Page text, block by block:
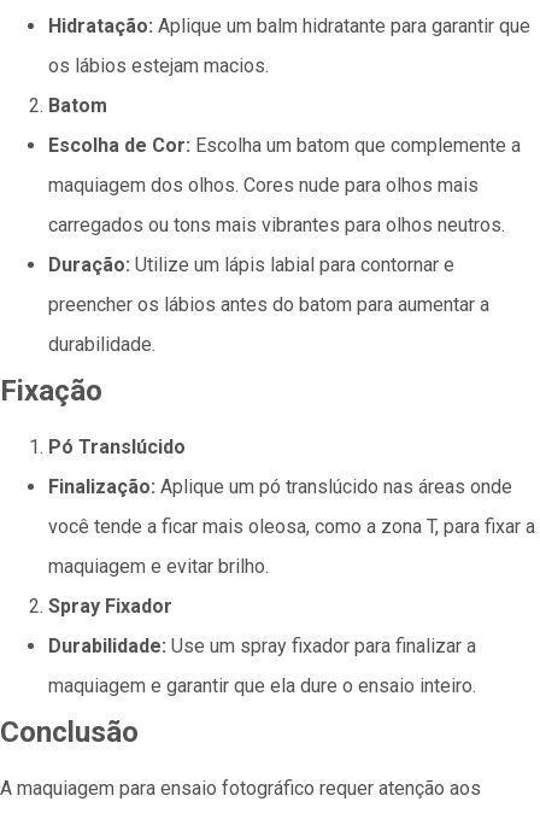
Hidratação: Aplique um balm hidratante para garantir que
os lábios estejam macios.
Batom
Escolha de Cor: Escolha um batom que complemente a
maquiagem dos olhos. Cores nude para olhos mais
carregados ou tons mais vibrantes para olhos neutros.
Duração: Utilize um lápis labial para contornar e
preencher os lábios antes do batom para aumentar a
durabilidade.
Fixação
Pó Translúcido
Finalização: Aplique um pó translúcido nas áreas onde
você tende a ficar mais oleosa, como a zona T, para fixar a
maquiagem e evitar brilho.
Spray Fixador
Durabilidade: Use um spray fixador para finalizar a
maquiagem e garantir que ela dure o ensaio inteiro.
Conclusão
A maquiagem para ensaio fotográfico requer atenção aos